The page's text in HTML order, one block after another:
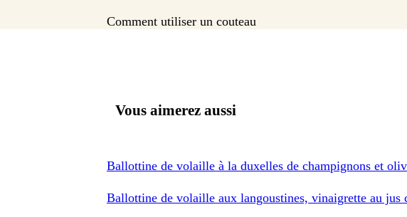
Comment utiliser un couteau
Vous aimerez aussi
Ballottine de volaille à la duxelles de champignons et
Ballottine de volaille aux langoustines, vinaigrette au jus